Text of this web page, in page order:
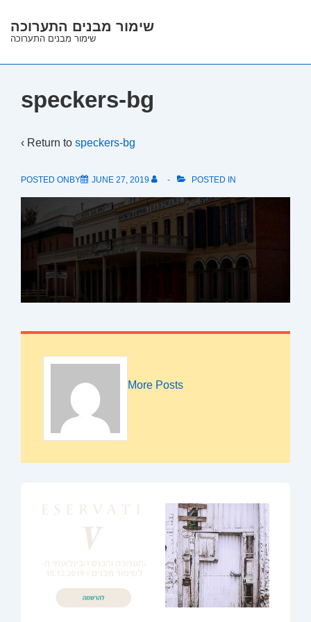
Skip
Main
שימור מבנים התערוכה
שימור מבנים התערוכה
speckers-bg
‹ Return to speckers-bg
POSTED ONBY JUNE 27, 2019 POSTED IN
More Posts